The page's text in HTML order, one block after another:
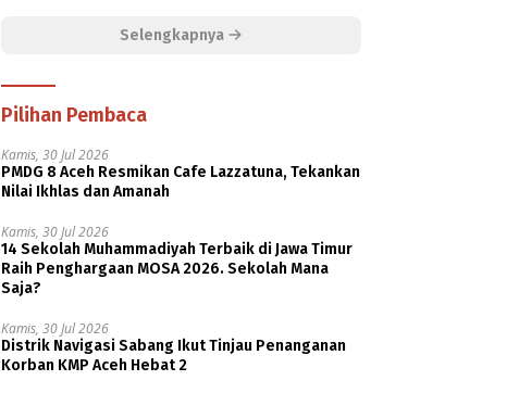
Selengkapnya
Pilihan Pembaca
Kamis, 30 Jul 2026
PMDG 8 Aceh Resmikan Cafe Lazzatuna, Tekankan
Nilai Ikhlas dan Amanah
Kamis, 30 Jul 2026
14 Sekolah Muhammadiyah Terbaik di Jawa Timur
Raih Penghargaan MOSA 2026. Sekolah Mana
Saja?
Kamis, 30 Jul 2026
Distrik Navigasi Sabang Ikut Tinjau Penanganan
Korban KMP Aceh Hebat 2